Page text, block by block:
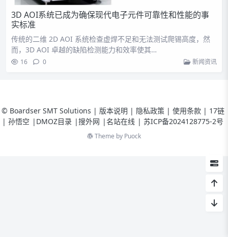
3D AOI系统已成为确保现代电子元件可靠性和性能的事
实标准
传统的二维 2D AOI 系统检查虚焊不足和无法测试爬锡高度，然
而，3D AOI 卓越的缺陷检测能力和效率使其…
16 0 新闻资讯
© Boardser SMT Solutions | 版本说明 | 隐私政策 | 使用条款 | 17链
| 孙悟空 | DMOZ目录 |搜外网 | 名站在线 | 苏ICP备2024128775-2号
Theme by Puock